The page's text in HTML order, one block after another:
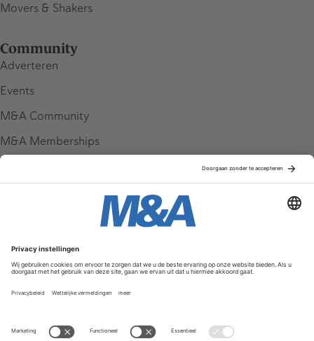
Movers & Shakers
Community
Adverteren
Events
M&A Community
M&A Memberships
Service & Contact
Contact
FAQ
Werken bij ons